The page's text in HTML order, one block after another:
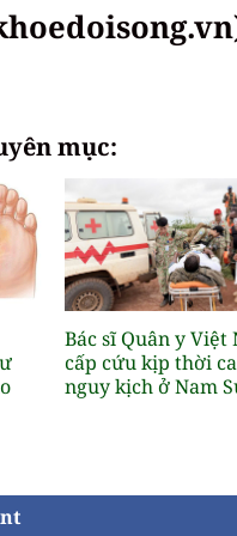
mục:
Bác sĩ Quân y Việt
cấp cứu kịp thời
nguy kịch ở Nam